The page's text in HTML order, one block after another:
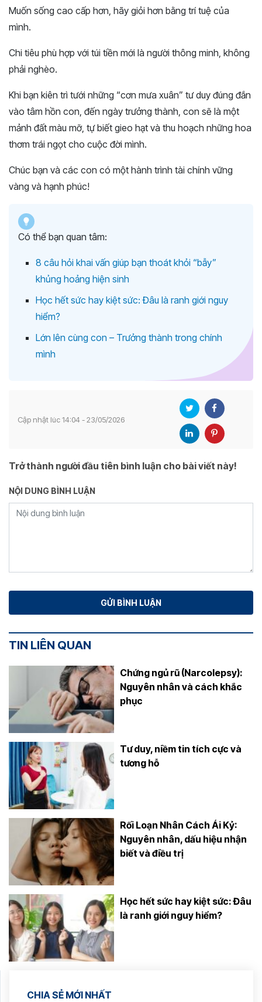
Muốn sống cao cấp hơn, hãy giỏi hơn bằng trí tuệ của
mình.
Chi tiêu phù hợp với túi tiền mới là người thông minh, không
phải nghèo.
Khi bạn kiên trì tưới những “cơn mưa xuân” tư duy đúng đắn
vào tâm hồn con, đến ngày trưởng thành, con sẽ là một
mảnh đất màu mỡ, tự biết gieo hạt và thu hoạch những hoa
thơm trái ngọt cho cuộc đời mình.
Chúc bạn và các con có một hành trình tài chính vững
vàng và hạnh phúc!
Có thể bạn quan tâm:
8 câu hỏi khai vấn giúp bạn thoát khỏi “bẫy”
khủng hoảng hiện sinh
Học hết sức hay kiệt sức: Đâu là ranh giới nguy
hiểm?
Lớn lên cùng con – Trưởng thành trong chính
mình
Cập nhật lúc 14:04 - 23/05/2026
Trở thành người đầu tiên bình luận cho bài viết này!
NỘI DUNG BÌNH LUẬN
TIN LIÊN QUAN
Chứng ngủ rũ (Narcolepsy):
Nguyên nhân và cách khắc
phục
Tư duy, niềm tin tích cực và
tương hỗ
Rối Loạn Nhân Cách Ái Kỷ:
Nguyên nhân, dấu hiệu nhận
biết và điều trị
Học hết sức hay kiệt sức: Đâu
là ranh giới nguy hiểm?
CHIA SẺ MỚI NHẤT